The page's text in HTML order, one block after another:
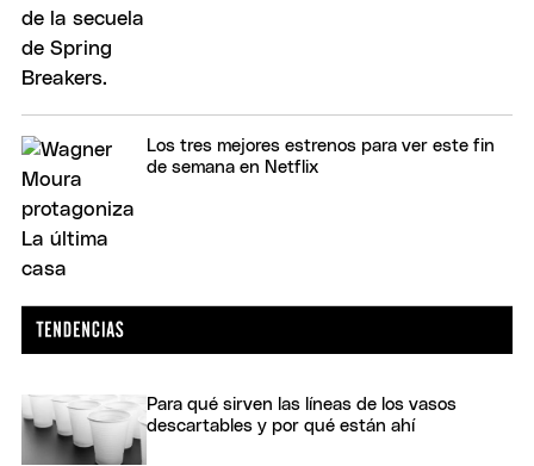
Los tres mejores estrenos para ver este fin
de semana en Netflix
Para qué sirven las líneas de los vasos
descartables y por qué están ahí